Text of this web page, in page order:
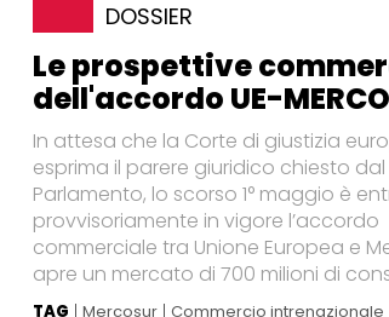
DOSSIER
Le prospettive
dell'accordo UE-
In attesa che la Corte di giustizia
esprima il parere giuridico chiesto dal
Parlamento, lo scorso 1° maggio è
provvisoriamente in vigore l’accordo
commerciale tra Unione Europea e
apre un mercato di 700 milioni di
TAG Mercosur Commercio intrenazionale